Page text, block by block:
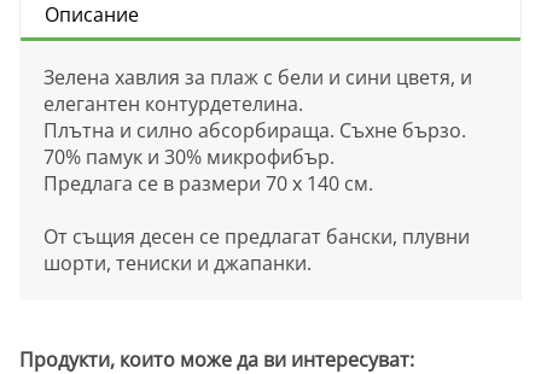
Описание
Зелена хавлия за плаж с бели и сини цветя, и
елегантен контурдетелина.
Плътна и силно абсорбираща. Съхне бързо.
70% памук и 30% микрофибър.
Предлага се в размери 70 х 140 см.
От същия десен се предлагат бански, плувни
шорти, тениски и джапанки.
Продукти, които може да ви интересуват: